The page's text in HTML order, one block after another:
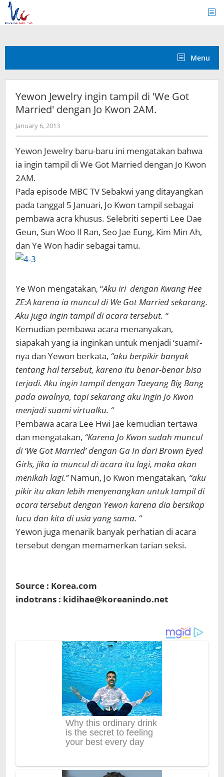
Skip
content
Menu
Yewon Jewelry ingin tampil di 'We Got
Married' dengan Jo Kwon 2AM.
January 6, 2013by
Koreanindo
Yewon Jewelry baru-baru ini mengatakan bahwa
ia ingin tampil di We Got Married dengan Jo Kwon
2AM.
Pada episode MBC TV Sebakwi yang ditayangkan
pada tanggal 5 Januari, Jo Kwon tampil sebagai
pembawa acra khusus. Selebriti seperti Lee Dae
Geun, Sun Woo Il Ran, Seo Jae Eung, Kim Min Ah,
dan Ye Won hadir sebagai tamu.
Ye Won mengatakan, “Aku iri dengan Kwang Hee
ZE:A karena ia muncul di We Got Married sekarang.
Aku juga ingin tampil di acara tersebut. “
Kemudian pembawa acara menanyakan,
siapakah yang ia inginkan untuk menjadi ‘suami’-
nya dan Yewon berkata, “aku berpikir banyak
tentang hal tersebut, karena itu benar-benar bisa
terjadi. Aku ingin tampil dengan Taeyang Big Bang
pada awalnya, tapi sekarang aku ingin Jo Kwon
menjadi suami virtualku. “
Pembawa acara Lee Hwi Jae kemudian tertawa
dan mengatakan, “Karena Jo Kwon sudah muncul
di ‘We Got Married’ dengan Ga In dari Brown Eyed
Girls, jika ia muncul di acara itu lagi, maka akan
menikah lagi.”Namun, Jo Kwon mengatakan, “aku
pikir itu akan lebih menyenangkan untuk tampil di
acara tersebut dengan Yewon karena dia bersikap
lucu dan kita di usia yang sama. “
Yewon juga menarik banyak perhatian di acara
tersebut dengan memamerkan tarian seksi.
Source : Korea.com
indotrans : kidihae@koreanindo.net